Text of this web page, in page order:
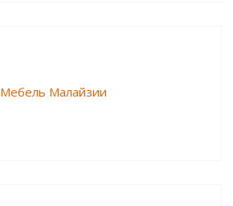
Мебель Малайзии